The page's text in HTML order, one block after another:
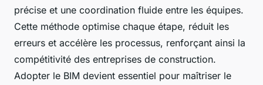
précise et une coordination fluide entre les équipes.
Cette méthode optimise chaque étape, réduit les
erreurs et accélère les processus, renforçant ainsi la
compétitivité des entreprises de construction.
Adopter le BIM devient essentiel pour maîtriser le